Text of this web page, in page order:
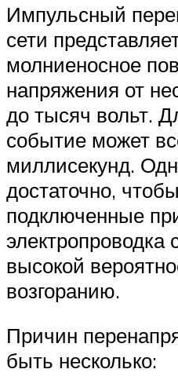
Импульсный
сети
молниеносное
напряжения от
до тысяч вольт.
событие может
миллисекунд.
достаточно,
подключенные
электропроводка
высокой
возгоранию.
Причин
быть несколько: